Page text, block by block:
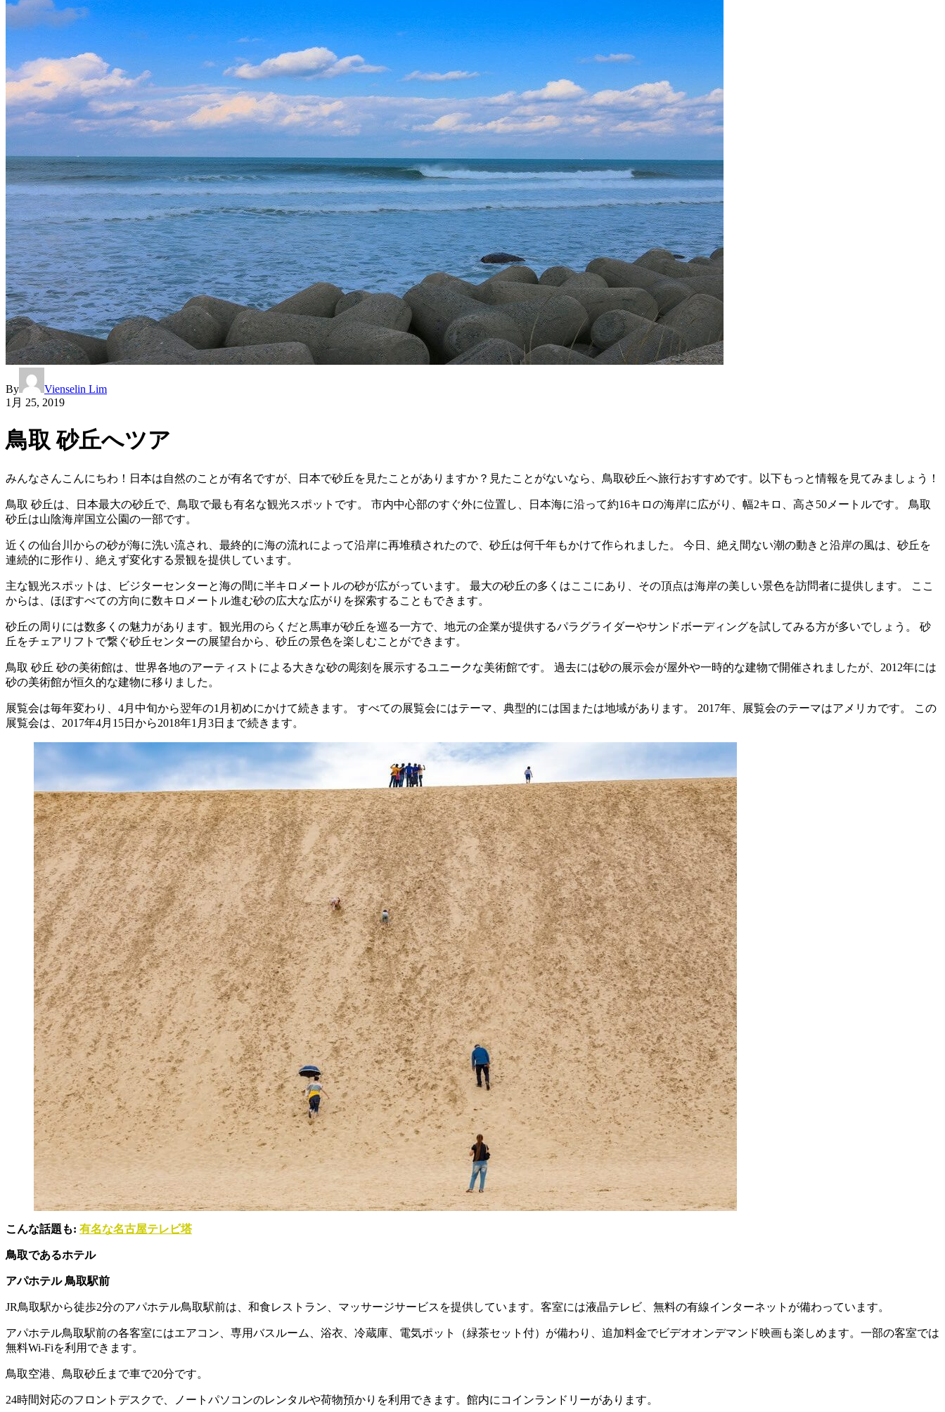
By
Vienselin Lim
1月 25, 2019
鳥取 砂丘へツア
みんなさんこんにちわ！日本は自然のことが有名ですが、日本で砂丘を見たことがありますか？見たことがないなら、鳥取砂丘へ旅行おすすめです。以下もっと情報を見てみましょう！
鳥取 砂丘は、日本最大の砂丘で、鳥取で最も有名な観光スポットです。 市内中心部のすぐ外に位置し、日本海に沿って約16キロの海岸に広がり、幅2キロ、高さ50メートルです。 鳥取
砂丘は山陰海岸国立公園の一部です。
近くの仙台川からの砂が海に洗い流され、最終的に海の流れによって沿岸に再堆積されたので、砂丘は何千年もかけて作られました。 今日、絶え間ない潮の動きと沿岸の風は、砂丘を
連続的に形作り、絶えず変化する景観を提供しています。
主な観光スポットは、ビジターセンターと海の間に半キロメートルの砂が広がっています。 最大の砂丘の多くはここにあり、その頂点は海岸の美しい景色を訪問者に提供します。 ここ
からは、ほぼすべての方向に数キロメートル進む砂の広大な広がりを探索することもできます。
砂丘の周りには数多くの魅力があります。観光用のらくだと馬車が砂丘を巡る一方で、地元の企業が提供するパラグライダーやサンドボーディングを試してみる方が多いでしょう。 砂
丘をチェアリフトで繋ぐ砂丘センターの展望台から、砂丘の景色を楽しむことができます。
鳥取 砂丘 砂の美術館は、世界各地のアーティストによる大きな砂の彫刻を展示するユニークな美術館です。 過去には砂の展示会が屋外や一時的な建物で開催されましたが、2012年には
砂の美術館が恒久的な建物に移りました。
展覧会は毎年変わり、4月中旬から翌年の1月初めにかけて続きます。 すべての展覧会にはテーマ、典型的には国または地域があります。 2017年、展覧会のテーマはアメリカです。 この
展覧会は、2017年4月15日から2018年1月3日まで続きます。
こんな話題も: 有名な名古屋テレビ塔
鳥取であるホテル
アパホテル 鳥取駅前
JR鳥取駅から徒歩2分のアパホテル鳥取駅前は、和食レストラン、マッサージサービスを提供しています。客室には液晶テレビ、無料の有線インターネットが備わっています。
アパホテル鳥取駅前の各客室にはエアコン、専用バスルーム、浴衣、冷蔵庫、電気ポット（緑茶セット付）が備わり、追加料金でビデオオンデマンド映画も楽しめます。一部の客室では
無料Wi-Fiを利用できます。
鳥取空港、鳥取砂丘まで車で20分です。
24時間対応のフロントデスクで、ノートパソコンのレンタルや荷物預かりを利用できます。館内にコインランドリーがあります。